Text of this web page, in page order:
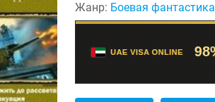
Жанр: Боевая фантастика